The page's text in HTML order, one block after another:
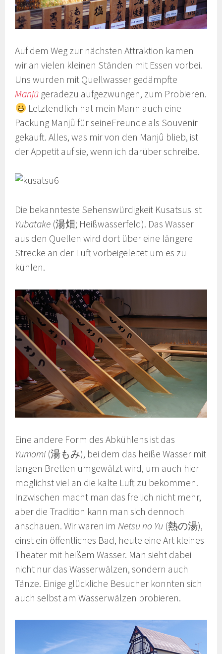
Auf dem Weg zur nächsten Attraktion kamen
wir an vielen kleinen Ständen mit Essen vorbei.
Uns wurden mit Quellwasser gedämpfte
Manjū geradezu aufgezwungen, zum Probieren.
Letztendlich hat mein Mann auch eine
Packung Manjû für seineFreunde als Souvenir
gekauft. Alles, was mir von den Manjû blieb, ist
der Appetit auf sie, wenn ich darüber schreibe.
Die bekannteste Sehenswürdigkeit Kusatsus ist
Yubatake (湯畑; Heißwasserfeld). Das Wasser
aus den Quellen wird dort über eine längere
Strecke an der Luft vorbeigeleitet um es zu
kühlen.
Eine andere Form des Abkühlens ist das
Yumomi(湯もみ), bei dem das heiße Wasser mit
langen Bretten umgewälzt wird, um auch hier
möglichst viel an die kalte Luft zu bekommen.
Inzwischen macht man das freilich nicht mehr,
aber die Tradition kann man sich dennoch
anschauen. Wir waren im Netsu no Yu (熱の湯),
einst ein öffentliches Bad, heute eine Art kleines
Theater mit heißem Wasser. Man sieht dabei
nicht nur das Wasserwälzen, sondern auch
Tänze. Einige glückliche Besucher konnten sich
auch selbst am Wasserwälzen probieren.